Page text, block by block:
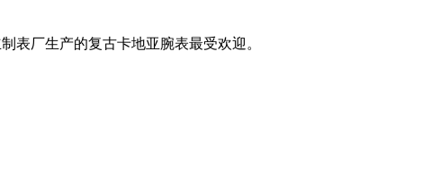
厂生产的复古卡地亚腕表最受欢迎。